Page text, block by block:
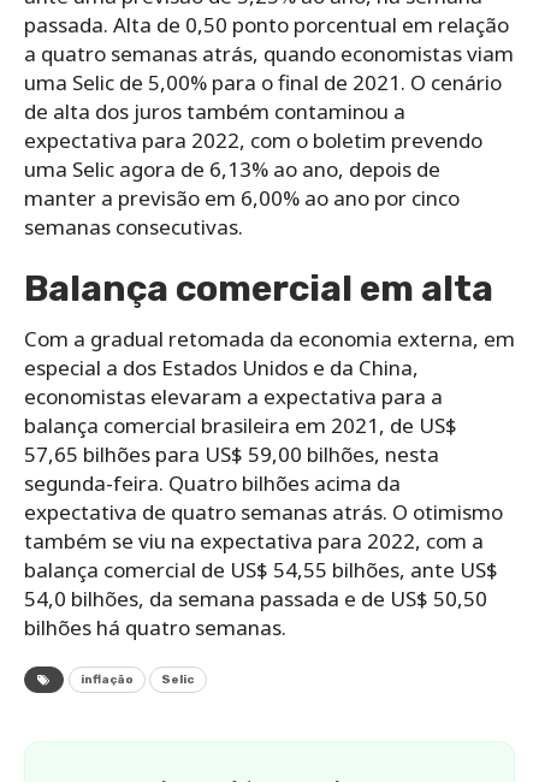
passada. Alta de 0,50 ponto porcentual em relação
a quatro semanas atrás, quando economistas viam
uma Selic de 5,00% para o final de 2021. O cenário
de alta dos juros também contaminou a
expectativa para 2022, com o boletim prevendo
uma Selic agora de 6,13% ao ano, depois de
manter a previsão em 6,00% ao ano por cinco
semanas consecutivas.
Balança comercial em alta
Com a gradual retomada da economia externa, em
especial a dos Estados Unidos e da China,
economistas elevaram a expectativa para a
balança comercial brasileira em 2021, de US$
57,65 bilhões para US$ 59,00 bilhões, nesta
segunda-feira. Quatro bilhões acima da
expectativa de quatro semanas atrás. O otimismo
também se viu na expectativa para 2022, com a
balança comercial de US$ 54,55 bilhões, ante US$
54,0 bilhões, da semana passada e de US$ 50,50
bilhões há quatro semanas.
inflação Selic